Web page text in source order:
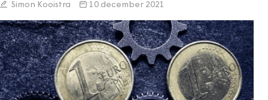
Simon Kooistra 10 december 2021